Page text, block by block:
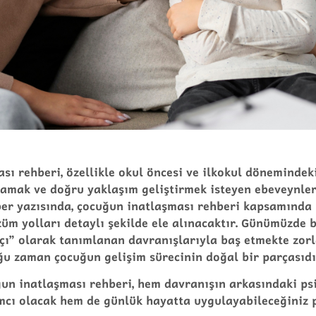
rehberi, özellikle okul öncesi ve ilkokul
ve doğru yaklaşım geliştirmek isteyen
yazısında, çocuğun inatlaşması rehberi
yolları detaylı şekilde ele alınacaktır. Günümüzde
olarak tanımlanan davranışlarıyla baş etmekte
zaman çocuğun gelişim sürecinin doğal bir
inatlaşması rehberi, hem davranışın arkasındaki
olacak hem de günlük hayatta